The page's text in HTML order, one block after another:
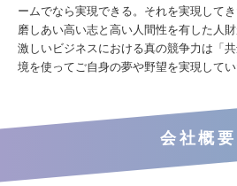
ームでなら実現できる。それを実現して
磨しあい高い志と高い人間性を有した人
激しいビジネスにおける真の競争力は「
境を使ってご自身の夢や野望を実現してい
会社概要